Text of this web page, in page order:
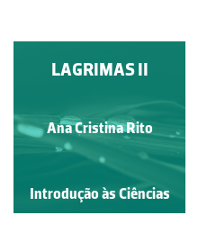
LAGRIMAS II
Ana Cristina Rito
Introdução às Ciências